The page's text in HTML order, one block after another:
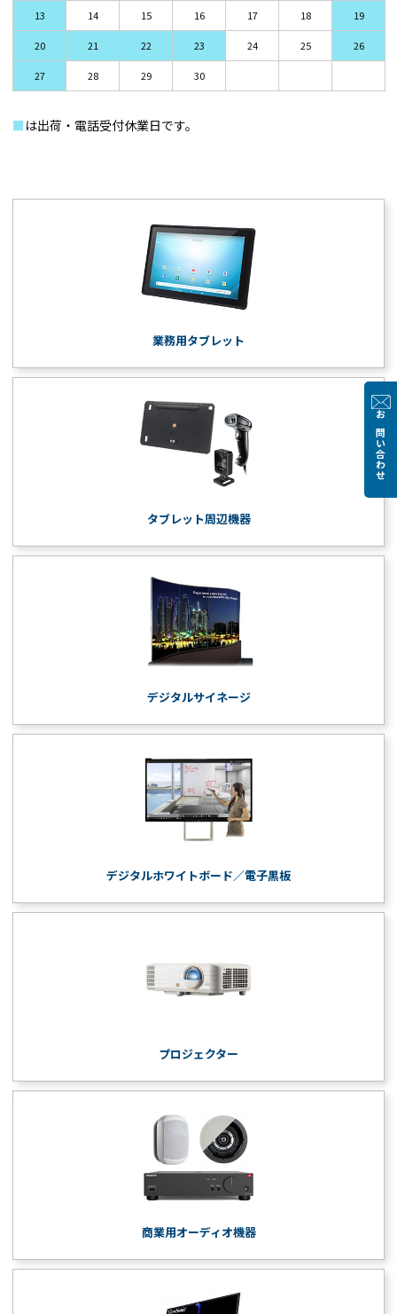
お問い合わせ
13 14 15 16 17 18 19
20 21 22 23 24 25 26
27 28 29 30
■ は出荷・電話受付休業日です。
業務用タブレット
タブレット周辺機器
デジタルサイネージ
デジタルホワイトボード／電子黒板
プロジェクター
商業用オーディオ機器